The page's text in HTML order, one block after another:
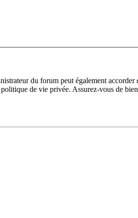
du forum peut également
de vie privée. Assurez-vous de